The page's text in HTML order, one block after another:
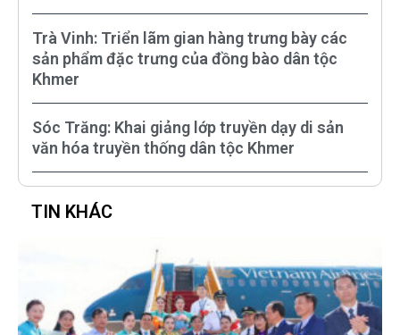
Trà Vinh: Triển lãm gian hàng trưng bày các
sản phẩm đặc trưng của đồng bào dân tộc
Khmer
Sóc Trăng: Khai giảng lớp truyền dạy di sản
văn hóa truyền thống dân tộc Khmer
TIN KHÁC